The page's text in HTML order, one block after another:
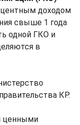
доходом
свыше 1 года
одной ГКО и
в
КР.
ценными